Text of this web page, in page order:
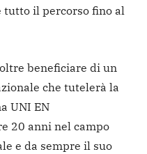
il percorso fino al
beneficiare di un
che tutelerà la
UNI EN
20 anni nel campo
e da sempre il suo